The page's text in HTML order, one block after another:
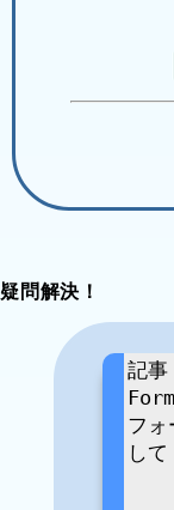
疑問解決！